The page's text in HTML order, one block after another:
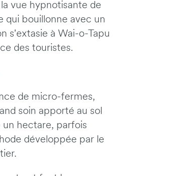
vue hypnotisante de
qui bouillonne avec un
s'extasie à Wai-o-Tapu
des touristes.
de micro-fermes,
soin apporté au sol
un hectare, parfois
développée par le